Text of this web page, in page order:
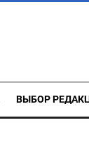
ВЫБОР